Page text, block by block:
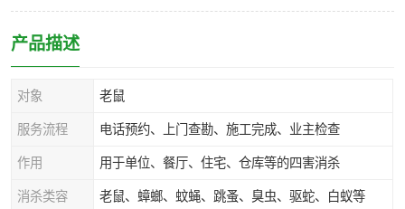
产品描述
对象 老鼠
服务流程 电话预约、上门查勘、施工完成、业主检查
作用 用于单位、餐厅、住宅、仓库等的四害消杀
消杀类容 老鼠、蟑螂、蚊蝇、跳蚤、臭虫、驱蛇、白蚁等